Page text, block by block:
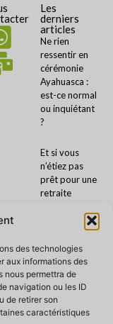
des technologies
aux informations des
nous permettra de
navigation ou les ID
de retirer son
caractéristiques
Les
derniers
articles
Ne rien
ressentir en
cérémonie
Ayahuasca :
est-ce normal
ou inquiétant
?
Et si vous
n’étiez pas
prêt pour une
retraite
avant une
retraite
ayahuasca :
alimentation,
traitements
et